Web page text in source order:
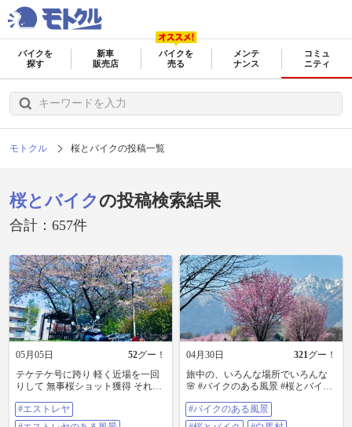
バイクを
探す
新車
販売店
バイクを
売る
メンテ
ナンス
コミュ
ニティ
モトクル 桜とバイクの投稿一覧
桜とバイク の投稿検索結果
合計：657件
05月05日 52グー！
テケテケ号に跨り 軽く近場を一回
りして 無事桜ショット獲得 それか
号のオイル交換敢行 試し乗り 昼メ
シ食べてないことに気づき コンビ
#エストレヤ
04月30日 321グー！
旅中の、いろんな場所でいろんな
🌸 #バイクのある風景 #桜とバイク
ーカブ #バイク女子
#バイクのある風景